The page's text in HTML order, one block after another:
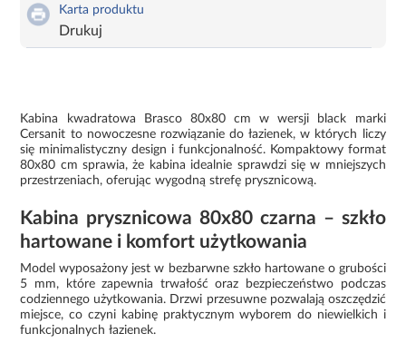
Karta produktu
Drukuj
Kabina kwadratowa Brasco 80x80 cm w wersji black marki
Cersanit to nowoczesne rozwiązanie do łazienek, w których liczy
się minimalistyczny design i funkcjonalność. Kompaktowy format
80x80 cm sprawia, że kabina idealnie sprawdzi się w mniejszych
przestrzeniach, oferując wygodną strefę prysznicową.
Kabina prysznicowa 80x80 czarna – szkło
hartowane i komfort użytkowania
Model wyposażony jest w bezbarwne szkło hartowane o grubości
5 mm, które zapewnia trwałość oraz bezpieczeństwo podczas
codziennego użytkowania. Drzwi przesuwne pozwalają oszczędzić
miejsce, co czyni kabinę praktycznym wyborem do niewielkich i
funkcjonalnych łazienek.